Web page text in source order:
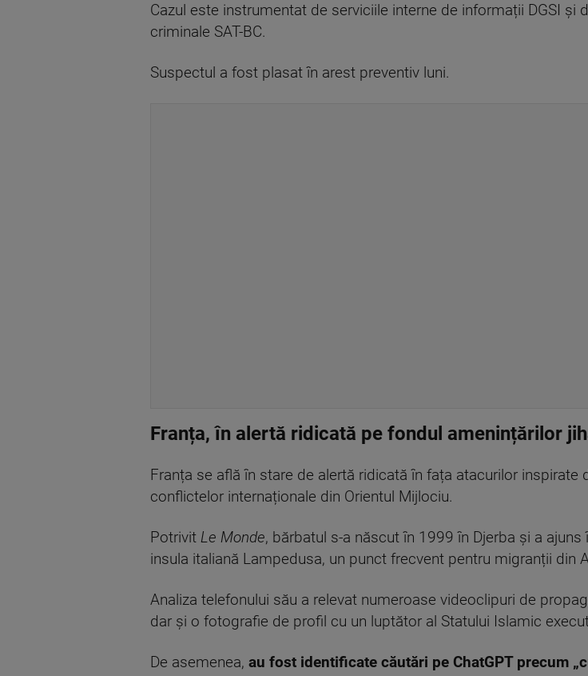
Cazul este instrumentat de serviciile interne de informații DGSI și
criminale SAT-BC.
Suspectul a fost plasat în arest preventiv luni.
Franța, în alertă ridicată pe fondul amenințărilor
Franța se află în stare de alertă ridicată în fața atacurilor
conflictelor internaționale din Orientul Mijlociu.
Potrivit Le Monde, bărbatul s-a născut în 1999 în Djerba și a
insula italiană Lampedusa, un punct frecvent pentru migranții din
Analiza telefonului său a relevat numeroase videoclipuri de
dar și o fotografie de profil cu un luptător al Statului Islamic
De asemenea, au fost identificate căutări pe ChatGPT precum